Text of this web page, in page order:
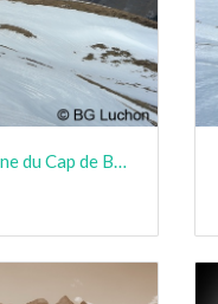
(4.86) BG Cabane du Cap de Bares Jan15 08